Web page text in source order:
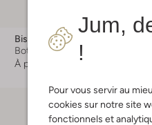
Jum,
!
Pour vous servir au
cookies sur notre site
fonctionnels et
Bisgaard
Bottines chelsea
À partir de
€ 149,99